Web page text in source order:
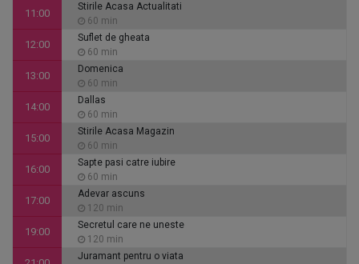
11:00
Stirile Acasa Actualitati
60 min
12:00
Suflet de gheata
60 min
13:00
Domenica
60 min
14:00
Dallas
60 min
15:00
Stirile Acasa Magazin
60 min
16:00
Sapte pasi catre iubire
60 min
17:00
Adevar ascuns
120 min
19:00
Secretul care ne uneste
120 min
Juramant pentru o viata